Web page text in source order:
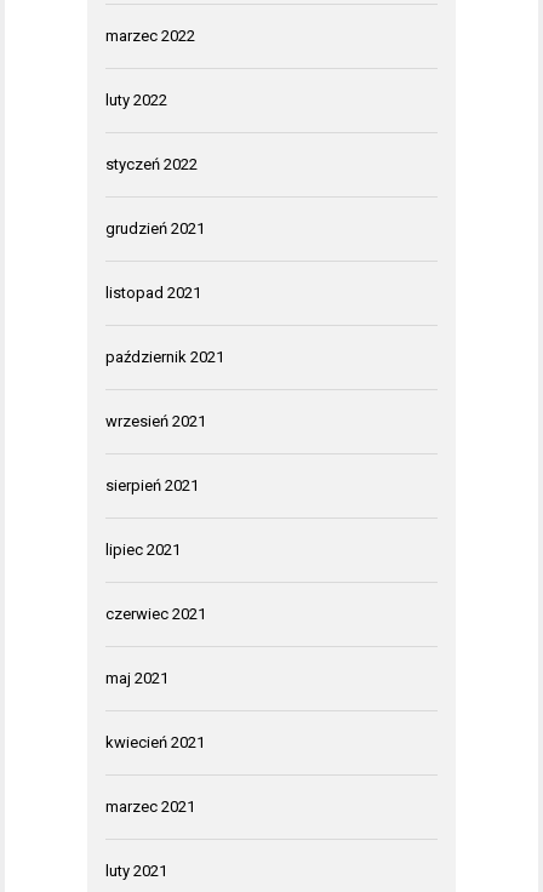
marzec 2022
luty 2022
styczeń 2022
grudzień 2021
listopad 2021
październik 2021
wrzesień 2021
sierpień 2021
lipiec 2021
czerwiec 2021
maj 2021
kwiecień 2021
marzec 2021
luty 2021